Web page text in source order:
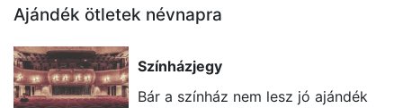
Ajándék ötletek névnapra
Színházjegy
Bár a színház nem lesz jó ajándék